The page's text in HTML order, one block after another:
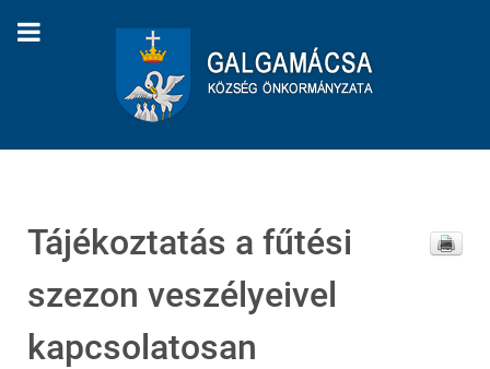
Tájékoztatás a fűtési
szezon veszélyeivel
kapcsolatosan